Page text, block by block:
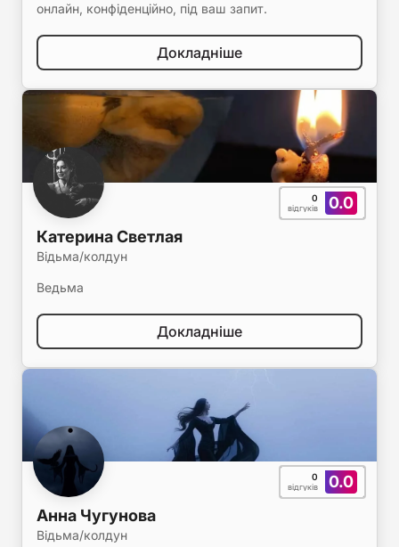
онлайн, конфіденційно, під ваш запит.
Докладніше
0.0
0
відгуків
Катерина Светлая
Відьма/колдун
Ведьма
Докладніше
0.0
0
відгуків
Анна Чугунова
Відьма/колдун